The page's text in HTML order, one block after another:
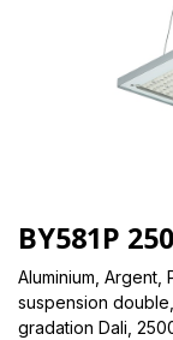
BY581P
Aluminium,
suspension
gradation Dali,